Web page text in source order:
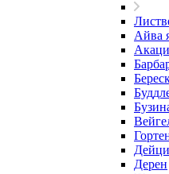
Айва
Дерен